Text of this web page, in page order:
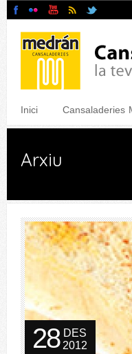
Inici Cansaladeries
Arxiu
DES
2012
28